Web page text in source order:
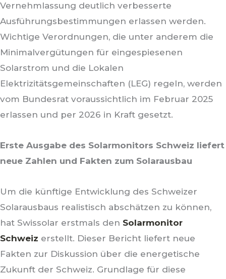
Vernehmlassung deutlich verbesserte
Ausführungsbestimmungen erlassen werden.
Wichtige Verordnungen, die unter anderem die
Minimalvergütungen für eingespiesenen
Solarstrom und die Lokalen
Elektrizitätsgemeinschaften (LEG) regeln, werden
vom Bundesrat voraussichtlich im Februar 2025
erlassen und per 2026 in Kraft gesetzt.
Erste Ausgabe des Solarmonitors Schweiz liefert
neue Zahlen und Fakten zum Solarausbau
Um die künftige Entwicklung des Schweizer
Solarausbaus realistisch abschätzen zu können,
hat Swissolar erstmals den Solarmonitor
Schweiz erstellt. Dieser Bericht liefert neue
Fakten zur Diskussion über die energetische
Zukunft der Schweiz. Grundlage für diese